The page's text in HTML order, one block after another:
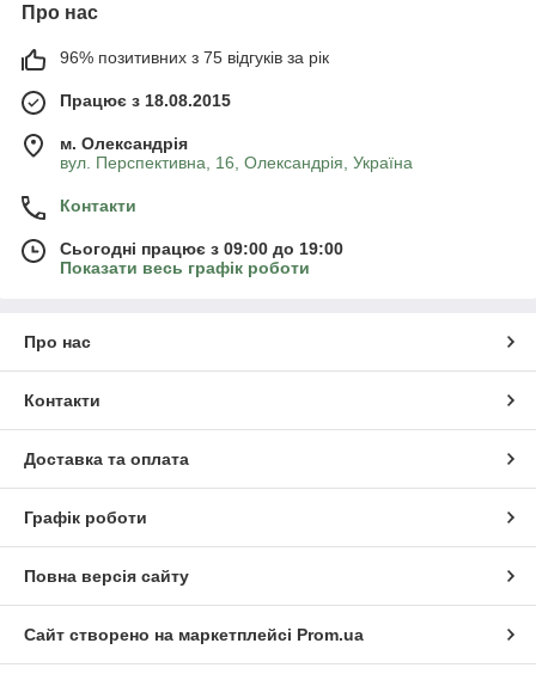
Про нас
96% позитивних з 75 відгуків за рік
Працює з 18.08.2015
м. Олександрія
вул. Перспективна, 16, Олександрія, Україна
Контакти
Сьогодні працює з 09:00 до 19:00
Показати весь графік роботи
Про нас
Контакти
Доставка та оплата
Графік роботи
Повна версія сайту
Сайт створено на маркетплейсі Prom.ua